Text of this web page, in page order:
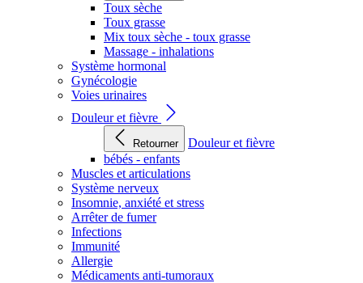
Toux sèche
Toux grasse
Mix toux sèche - toux grasse
Massage - inhalations
Système hormonal
Gynécologie
Voies urinaires
Douleur et fièvre
Retourner
Douleur et fièvre
bébés - enfants
Muscles et articulations
Système nerveux
Insomnie, anxiété et stress
Arrêter de fumer
Infections
Immunité
Allergie
Médicaments anti-tumoraux